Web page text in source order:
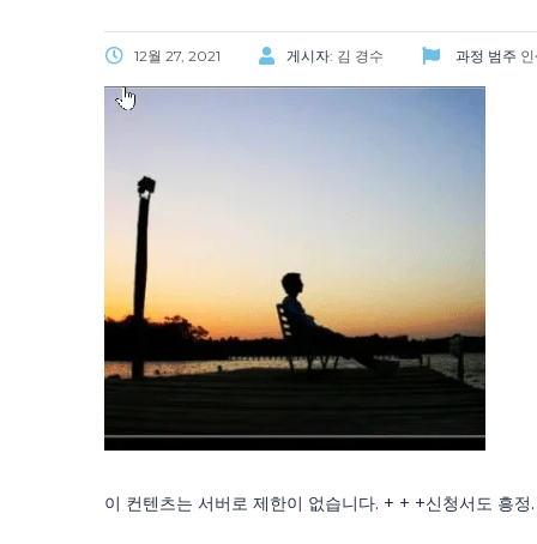
12월 27, 2021 게시자: 김 경수 과정 범주
이 컨텐츠는 서버로 제한이 없습니다. + + +신청서도 흥정.